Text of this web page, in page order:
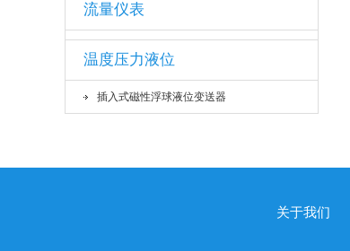
流量仪表
温度压力液位
插入式磁性浮球液位变送器
关于我们